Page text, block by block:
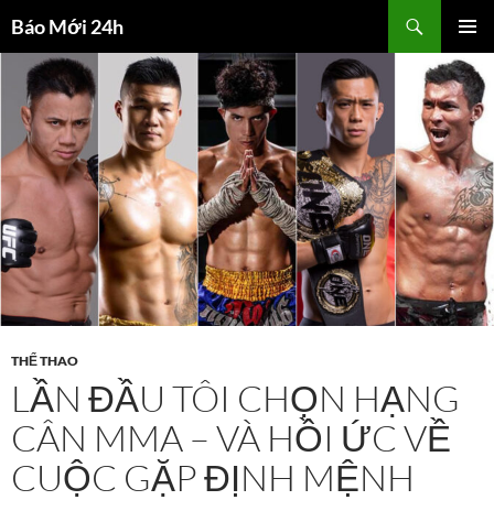
đến
dung
Báo Mới 24h
kiếm
TRÌNH
ĐƠN CƠ
SỞ
THỂ THAO
LẦN ĐẦU TÔI CHỌN HẠNG
CÂN MMA – VÀ HỒI ỨC VỀ
CUỘC GẶP ĐỊNH MỆNH